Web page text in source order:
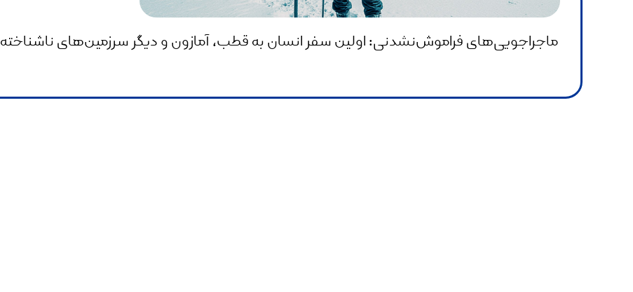
ماجراجویی‌های فراموش‌نشدنی: اولین سفر انسان به قطب، آمازون و دیگر سرزمین‌های ناشناخته